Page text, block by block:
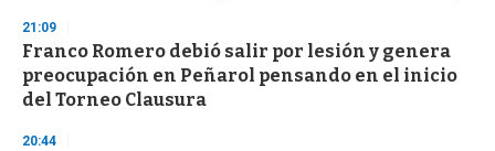
21:09
Franco Romero debió salir por lesión y genera
preocupación en Peñarol pensando en el inicio
del Torneo Clausura
20:44